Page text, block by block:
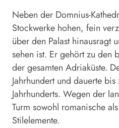
Neben der Domnius-
Stockwerke hohen, fein
über den Palast hinausragt
sehen ist. Er gehört zu den
der gesamten Adriaküste.
Jahrhundert und dauerte
Jahrhunderts. Wegen der
Turm sowohl romanische
Stilelemente.